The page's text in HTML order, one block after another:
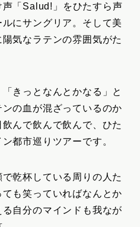
「Salud!」をひたすら声
にサングリア。そして美
気なラテンの雰囲気がた
きっとなんとかなる」と
の血が混ざっているのか
んで飲んで飲んで、ひた
都市巡りツアーです。
乾杯している周りの人た
も笑っていればなんとか
自分のマインドも我なが